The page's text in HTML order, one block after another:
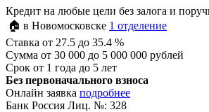
Кредит на любые цели без залога и
🏠 в Новомосковске 1 отделение
Ставка от 27.5 до 35.4 %
Сумма от 30 000 до 5 000 000 рублей
Срок от 1 года до 5 лет
Без первоначального взноса
Онлайн заявка подробнее
Банк Россия Лиц. №: 328